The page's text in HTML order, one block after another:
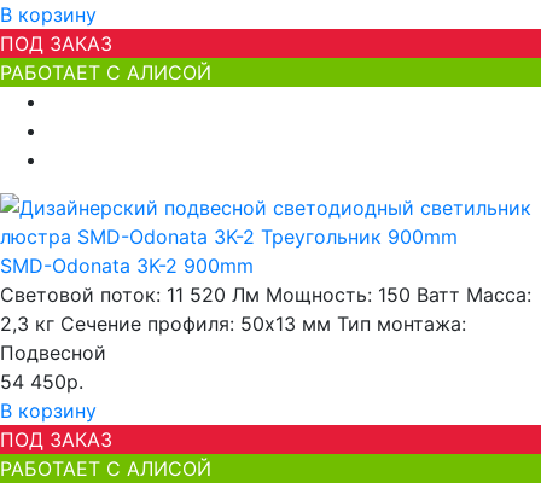
В корзину
ПОД ЗАКАЗ
РАБОТАЕТ С АЛИСОЙ
SMD-Odonata 3K-2 900mm
Световой поток: 11 520 Лм Мощность: 150 Ватт Масса:
2,3 кг Сечение профиля: 50х13 мм Тип монтажа:
Подвесной
54 450р.
В корзину
ПОД ЗАКАЗ
РАБОТАЕТ С АЛИСОЙ